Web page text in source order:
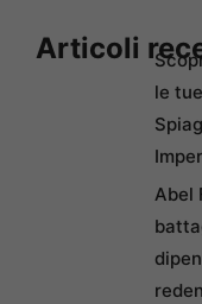
Articoli
le
Abel